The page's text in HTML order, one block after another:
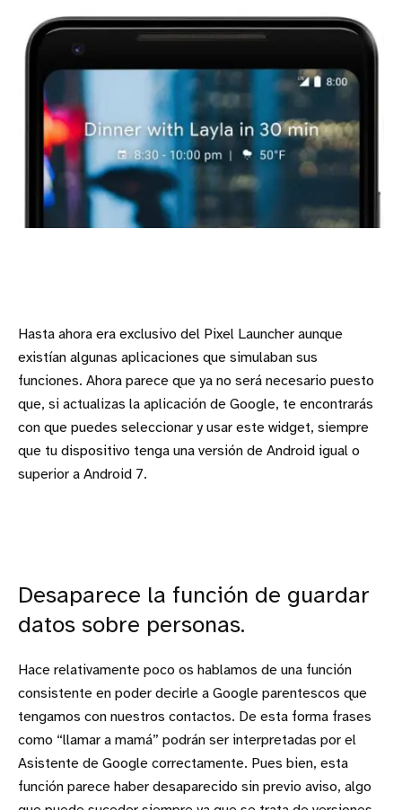
Hasta ahora era exclusivo del Pixel Launcher aunque
existían algunas aplicaciones que simulaban sus
funciones. Ahora parece que ya no será necesario puesto
que, si actualizas la aplicación de Google, te encontrarás
con que puedes seleccionar y usar este widget, siempre
que tu dispositivo tenga una versión de Android igual o
superior a Android 7.
Desaparece la función de guardar
datos sobre personas.
Hace relativamente poco os hablamos de una función
consistente en poder decirle a Google parentescos que
tengamos con nuestros contactos. De esta forma frases
como “llamar a mamá” podrán ser interpretadas por el
Asistente de Google correctamente. Pues bien, esta
función parece haber desaparecido sin previo aviso, algo